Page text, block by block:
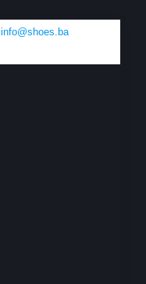
info@shoes.ba